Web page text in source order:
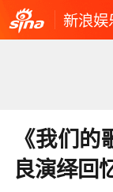
新浪娱
《我们
良演绎回